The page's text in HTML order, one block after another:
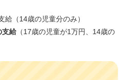
（14歳の児童分のみ）
支給（17歳の児童が1万円、14歳の